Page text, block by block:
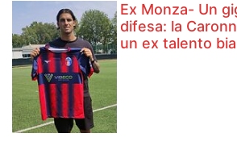
Ex Monza- Un
difesa: la
un ex talento